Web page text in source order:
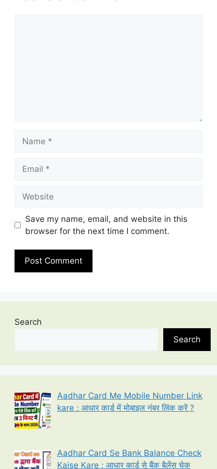
Save my name, email, and website in this
browser for the next time I comment.
Search
Search
Aadhar Card Me Mobile Number Link
kare : आधार कार्ड में मोबाइल नंबर लिंक करें ?
Aadhar Card Se Bank Balance Check
Kaise Kare : आधार कार्ड से बैंक बैलेंस चेक